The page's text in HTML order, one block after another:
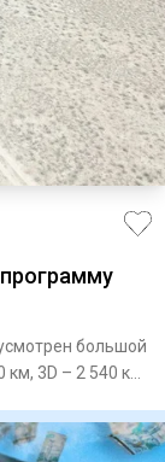
большой
3D – 2 540 кв.